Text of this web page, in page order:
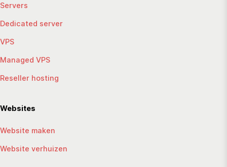
Servers
Dedicated server
VPS
Managed VPS
Reseller hosting
Websites
Website maken
Website verhuizen